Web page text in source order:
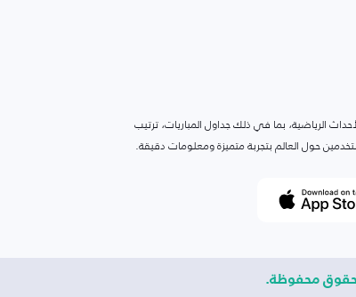
الرياضية، بما في ذلك جداول المباريات، ترتيب
حول العالم بتجربة متميزة ومعلومات دقيقة.